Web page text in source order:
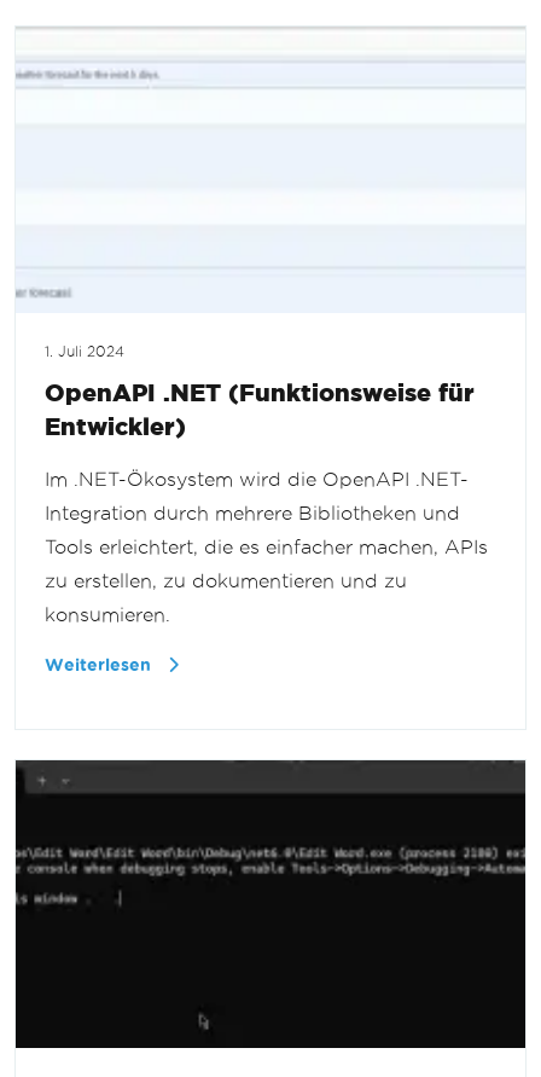
1. Juli 2024
OpenAPI .NET (Funktionsweise für
Entwickler)
Im .NET-Ökosystem wird die OpenAPI .NET-
Integration durch mehrere Bibliotheken und
Tools erleichtert, die es einfacher machen, APIs
zu erstellen, zu dokumentieren und zu
konsumieren.
Weiterlesen